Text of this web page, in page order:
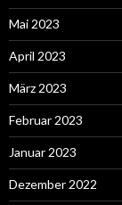
Mai 2023
April 2023
März 2023
Februar 2023
Januar 2023
Dezember 2022